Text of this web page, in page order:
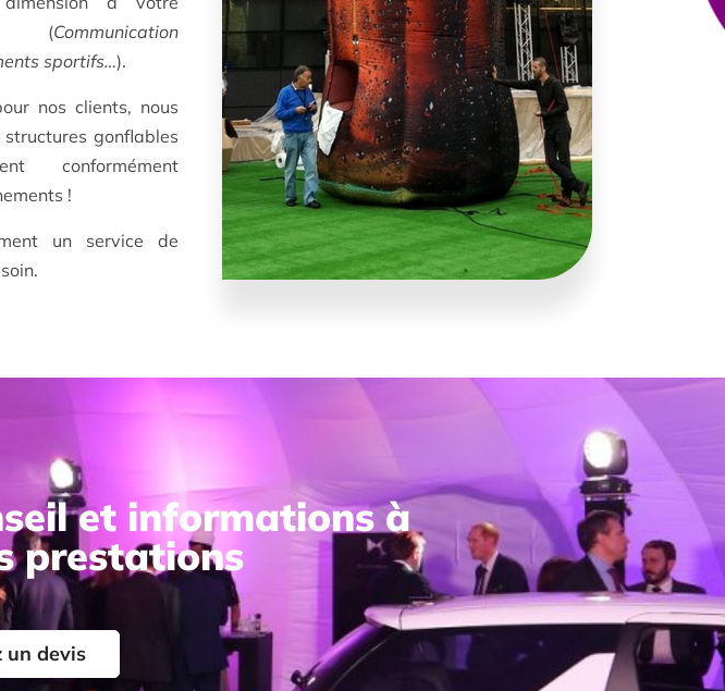
(Communication
sportifs…).
nos clients, nous
gonflables
conformément
!
un service de
et informations à
prestations
un devis